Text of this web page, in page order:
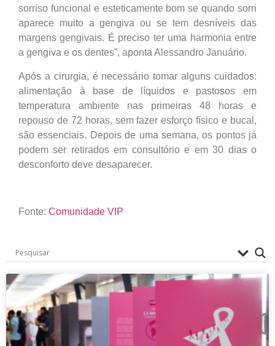
sorriso funcional e esteticamente bom se quando sorri
aparece muito a gengiva ou se tem desníveis das
margens gengivais. É preciso ter uma harmonia entre
a gengiva e os dentes”, aponta Alessandro Januário.
Após a cirurgia, é necessário tomar alguns cuidados:
alimentação à base de líquidos e pastosos em
temperatura ambiente nas primeiras 48 horas e
repouso de 72 horas, sem fazer esforço físico e bucal,
são essenciais. Depois de uma semana, os pontos já
podem ser retirados em consultório e em 30 dias o
desconforto deve desaparecer.
Fonte: Comunidade VIP